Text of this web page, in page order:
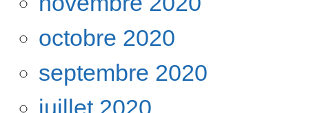
octobre 2020
septembre 2020
juillet 2020